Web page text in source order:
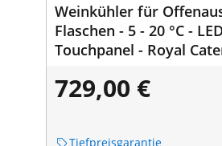
Weinkühler für
Flaschen - 5 - 20 °C -
Touchpanel - Royal
729,00 €
Tiefpreisgarantie